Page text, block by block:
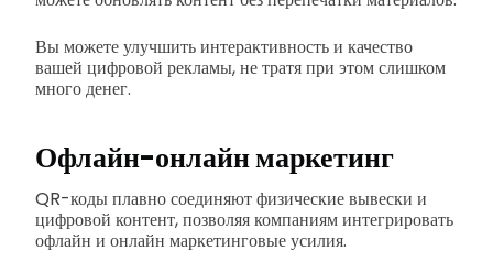
Вы можете улучшить интерактивность и качество
вашей цифровой рекламы, не тратя при этом слишком
много денег.
Офлайн-онлайн маркетинг
QR-коды плавно соединяют физические вывески и
цифровой контент, позволяя компаниям интегрировать
офлайн и онлайн маркетинговые усилия.